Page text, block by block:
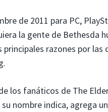
de 2011 para PC,
la gente de Bethesda
razones por las
los fanáticos de The
nombre indica, agrega